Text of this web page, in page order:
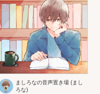
ましろなの音声置き場 (まし
ろな)